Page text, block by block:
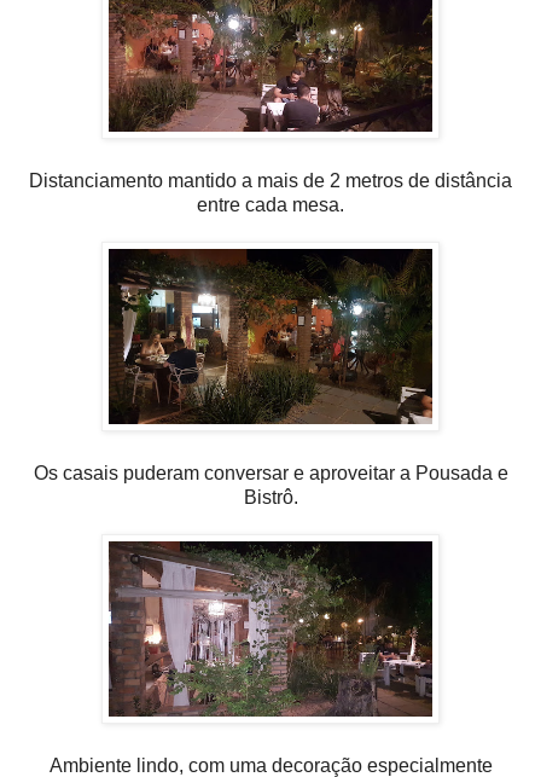
Distanciamento mantido a mais de 2 metros de distância
entre cada mesa.
Os casais puderam conversar e aproveitar a Pousada e
Bistrô.
Ambiente lindo, com uma decoração especialmente